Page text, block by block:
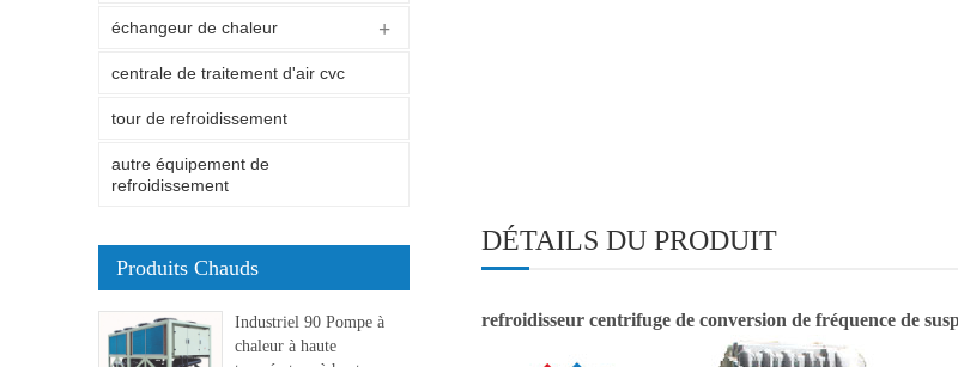
DÉTAILS DU PRODUIT
refroidisseur centrifuge de conversion de fréquence de
échangeur de chaleur
centrale de traitement d'air cvc
tour de refroidissement
autre équipement de
refroidissement
Produits Chauds
Industriel 90 Pompe à
chaleur à haute